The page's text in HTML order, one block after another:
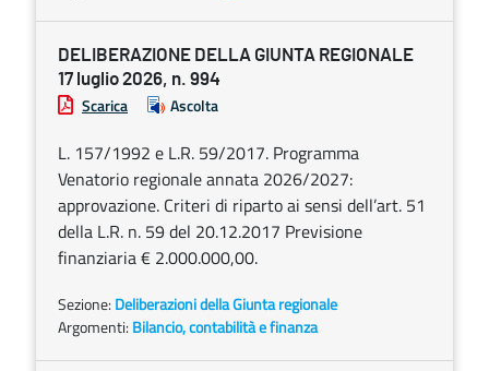
DELIBERAZIONE DELLA GIUNTA REGIONALE
17 luglio 2026, n. 994
Scarica Ascolta
L. 157/1992 e L.R. 59/2017. Programma
Venatorio regionale annata 2026/2027:
approvazione. Criteri di riparto ai sensi dell’art. 51
della L.R. n. 59 del 20.12.2017 Previsione
finanziaria € 2.000.000,00.
Sezione: Deliberazioni della Giunta regionale
Argomenti: Bilancio, contabilità e finanza